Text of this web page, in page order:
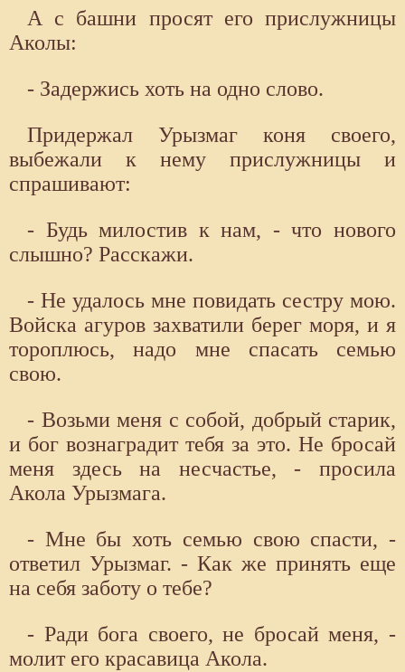
А с башни просят его прислужницы
Аколы:
- Задержись хоть на одно слово.
Придержал Урызмаг коня своего,
выбежали к нему прислужницы и
спрашивают:
- Будь милостив к нам, - что нового
слышно? Расскажи.
- Не удалось мне повидать сестру мою.
Войска агуров захватили берег моря, и я
тороплюсь, надо мне спасать семью
свою.
- Возьми меня с собой, добрый старик,
и бог вознаградит тебя за это. Не бросай
меня здесь на несчастье, - просила
Акола Урызмага.
- Мне бы хоть семью свою спасти, -
ответил Урызмаг. - Как же принять еще
на себя заботу о тебе?
- Ради бога своего, не бросай меня, -
молит его красавица Акола.